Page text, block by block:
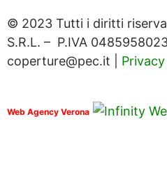
© 2023 Tutti i diritti
S.R.L. – P.IVA
coperture@pec.it |
Web Agency Verona